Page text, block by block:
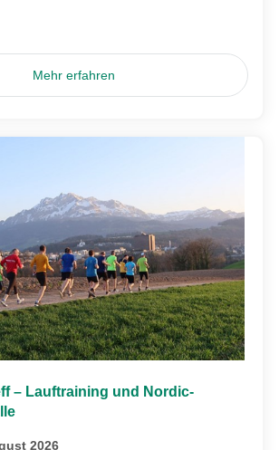
Mehr erfahren
– Lauftraining und Nordic-
2026